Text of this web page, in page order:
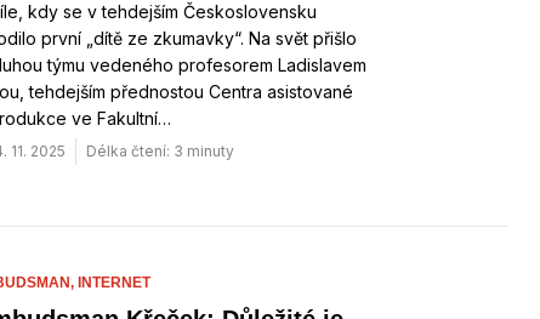
kdy se v tehdejším Československu
první „dítě ze zkumavky“. Na svět přišlo
týmu vedeného profesorem Ladislavem
tehdejším přednostou Centra asistované
ve Fakultní…
11. 2025 Délka čtení: 3 minuty
INTERNET